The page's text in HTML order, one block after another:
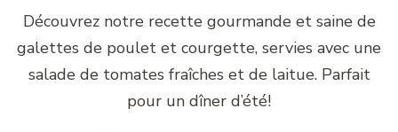
Découvrez notre recette gourmande et saine de
galettes de poulet et courgette, servies avec une
salade de tomates fraîches et de laitue. Parfait
pour un dîner d’été!